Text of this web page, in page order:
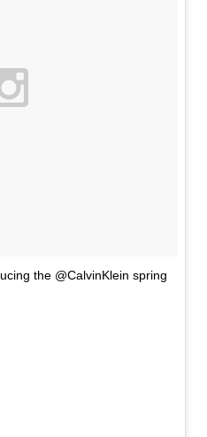
the @CalvinKlein spring